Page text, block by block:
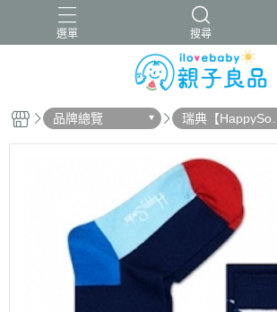
選單 搜尋
16吋腳踏車 ergobaby配件 寬口奶瓶
品牌總覽
瑞典【HappySock
s】